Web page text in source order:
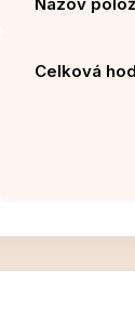
Celková